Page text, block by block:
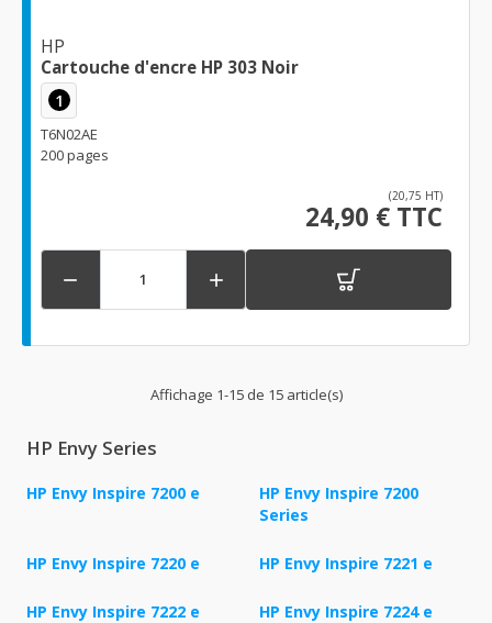
HP
Cartouche d'encre HP 303 Noir
1
T6N02AE
200 pages
(20,75 HT)
24,90 € TTC
 
Affichage 1-15 de 15 article(s)
HP Envy Series
HP Envy Inspire 7200 e
HP Envy Inspire 7200
Series
HP Envy Inspire 7220 e HP Envy Inspire 7221 e
HP Envy Inspire 7222 e HP Envy Inspire 7224 e